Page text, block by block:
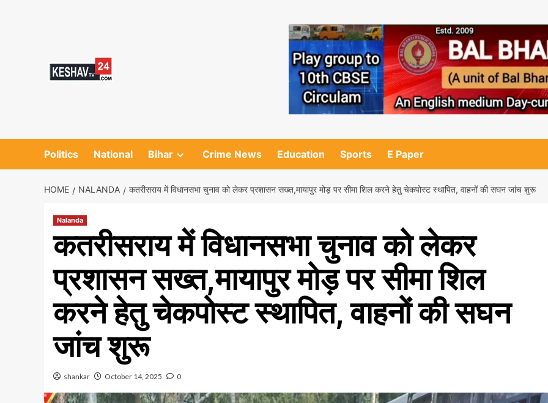
Politics National Bihar Crime News Education Sports E Paper
HOME NALANDA कतरीसराय में विधानसभा चुनाव को लेकर प्रशासन सख्त,मायापुर मोड़ पर सीमा शिल करने हेतु चेकपोस्ट स्थापित, वाहनों की सघन जांच शुरू
Nalanda
कतरीसराय में विधानसभा चुनाव को लेकर
प्रशासन सख्त,मायापुर मोड़ पर सीमा शिल
करने हेतु चेकपोस्ट स्थापित, वाहनों की सघन
जांच शुरू
shankar October 14, 2025 0